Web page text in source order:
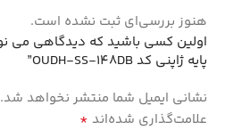
هنوز بررسی‌ای ثبت نشده است.
پایه ژاپنی کد OUDH-SS-148DB”
نشانی ایمیل شما منتشر نخواهد شد.
علامت‌گذاری شده‌اند *